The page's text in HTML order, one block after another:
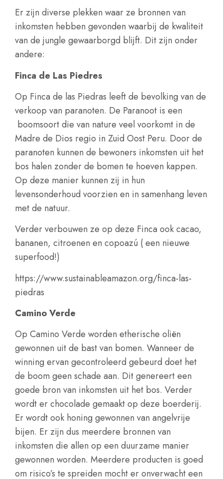
Er zijn diverse plekken waar ze bronnen van
inkomsten hebben gevonden waarbij de kwaliteit
van de jungle gewaarborgd blijft. Dit zijn onder
andere:
Finca de Las Piedres
Op Finca de las Piedras leeft de bevolking van de
verkoop van paranoten. De Paranoot is een
boomsoort die van nature veel voorkomt in de
Madre de Dios regio in Zuid Oost Peru. Door de
paranoten kunnen de bewoners inkomsten uit het
bos halen zonder de bomen te hoeven kappen.
Op deze manier kunnen zij in hun
levensonderhoud voorzien en in samenhang leven
met de natuur.
Verder verbouwen ze op deze Finca ook cacao,
bananen, citroenen en copoazú ( een nieuwe
superfood!)
https://www.sustainableamazon.org/finca-las-
piedras
Camino Verde
Op Camino Verde worden etherische oliën
gewonnen uit de bast van bomen. Wanneer de
winning ervan gecontroleerd gebeurd doet het
de boom geen schade aan. Dit genereert een
goede bron van inkomsten uit het bos. Verder
wordt er chocolade gemaakt op deze boerderij.
Er wordt ook honing gewonnen van angelvrije
bijen. Er zijn dus meerdere bronnen van
inkomsten die allen op een duurzame manier
gewonnen worden. Meerdere producten is goed
om risico’s te spreiden mocht er onverwacht een